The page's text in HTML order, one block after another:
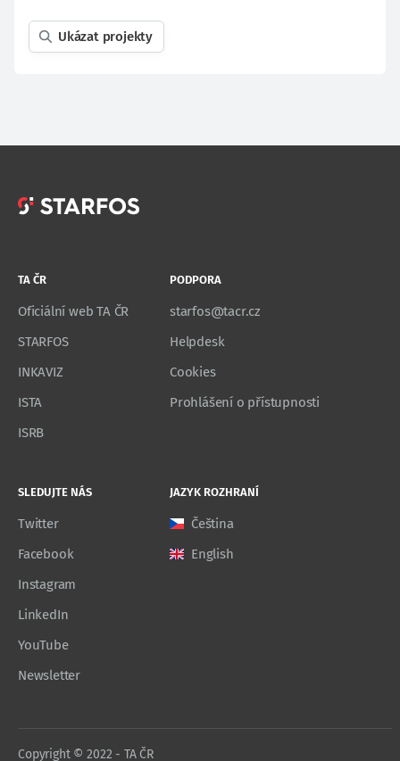
Ukázat projekty
TA ČR
Oficiální web TA ČR
STARFOS
INKAVIZ
ISTA
ISRB
PODPORA
starfos@tacr.cz
Helpdesk
Cookies
Prohlášení o přístupnosti
SLEDUJTE NÁS
Twitter
Facebook
Instagram
LinkedIn
YouTube
Newsletter
JAZYK ROZHRANÍ
Čeština
English
Copyright © 2022 - TA ČR